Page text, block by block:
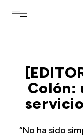
Toggle navigation
Colón:
“No ha sido